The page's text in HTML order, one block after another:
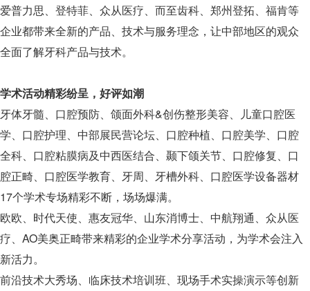
爱普力思、登特菲、众从医疗、而至齿科、郑州登拓、福肯等
企业都带来全新的产品、技术与服务理念，让中部地区的观众
全面了解牙科产品与技术。
学术活动精彩纷呈，好评如潮
牙体牙髓、口腔预防、颌面外科&创伤整形美容、儿童口腔医
学、口腔护理、中部展民营论坛、口腔种植、口腔美学、口腔
全科、口腔粘膜病及中西医结合、颞下颌关节、口腔修复、口
腔正畸、口腔医学教育、牙周、牙槽外科、口腔医学设备器材
17个学术专场精彩不断，场场爆满。
欧欧、时代天使、惠友冠华、山东消博士、中航翔通、众从医
疗、AO美奥正畸带来精彩的企业学术分享活动，为学术会注入
新活力。
前沿技术大秀场、临床技术培训班、现场手术实操演示等创新